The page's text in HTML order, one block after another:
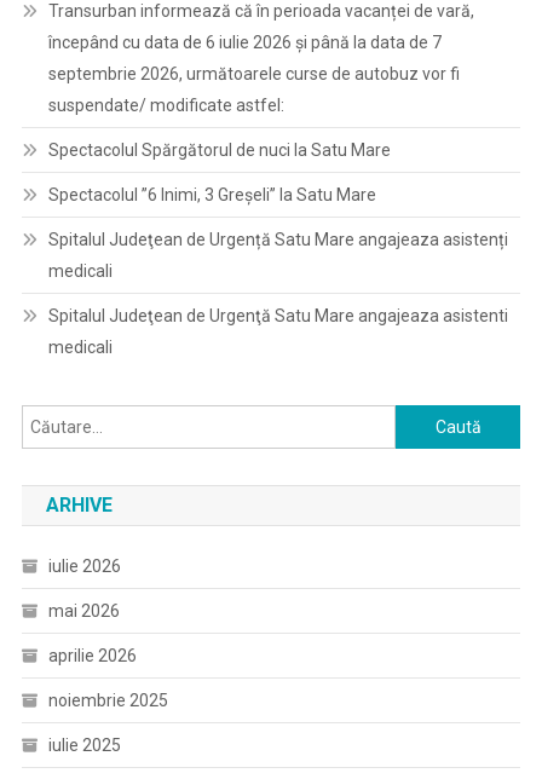
Transurban informează că în perioada vacanței de vară,
începând cu data de 6 iulie 2026 și până la data de 7
septembrie 2026, următoarele curse de autobuz vor fi
suspendate/ modificate astfel:
Spectacolul Spărgătorul de nuci la Satu Mare
Spectacolul ”6 Inimi, 3 Greșeli” la Satu Mare
Spitalul Judeţean de Urgență Satu Mare angajeaza asistenți
medicali
Spitalul Judeţean de Urgenţă Satu Mare angajeaza asistenti
medicali
Caută
după:
ARHIVE
iulie 2026
mai 2026
aprilie 2026
noiembrie 2025
iulie 2025